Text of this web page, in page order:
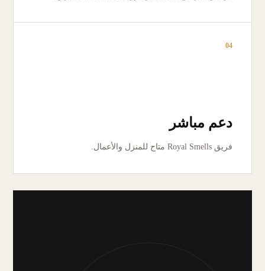
04
دعم مباشر
فريق Royal Smells متاح للمنزل والأعمال.